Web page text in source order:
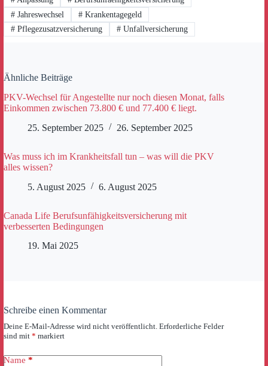
#Jahreswechsel #Krankentagegeld
#Pflegezusatzversicherung #Unfallversicherung
Ähnliche Beiträge
PKV-Wechsel für Angestellte nur noch diesen Monat, falls
Einkommen zwischen 73.800 € und 77.400 € liegt.
25. September 2025
26. September 2025
Was muss ich im Krankheitsfall tun – was will die PKV
alles wissen?
5. August 2025
6. August 2025
Canada Life Berufsunfähigkeitsversicherung mit
verbesserten Bedingungen
19. Mai 2025
Schreibe einen Kommentar
Deine E-Mail-Adresse wird nicht veröffentlicht. Erforderliche Felder
sind mit * markiert
Name *